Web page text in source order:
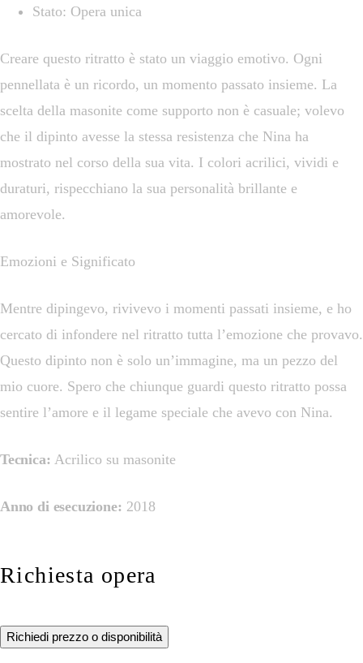
Stato: Opera unica
Creare questo ritratto è stato un viaggio emotivo. Ogni
pennellata è un ricordo, un momento passato insieme. La
scelta della masonite come supporto non è casuale; volevo
che il dipinto avesse la stessa resistenza che Nina ha
mostrato nel corso della sua vita. I colori acrilici, vividi e
duraturi, rispecchiano la sua personalità brillante e
amorevole.
Emozioni e Significato
Mentre dipingevo, rivivevo i momenti passati insieme, e ho
cercato di infondere nel ritratto tutta l’emozione che provavo.
Questo dipinto non è solo un’immagine, ma un pezzo del
mio cuore. Spero che chiunque guardi questo ritratto possa
sentire l’amore e il legame speciale che avevo con Nina.
Tecnica: Acrilico su masonite
Anno di esecuzione: 2018
Richiesta opera
Richiedi prezzo o disponibilità